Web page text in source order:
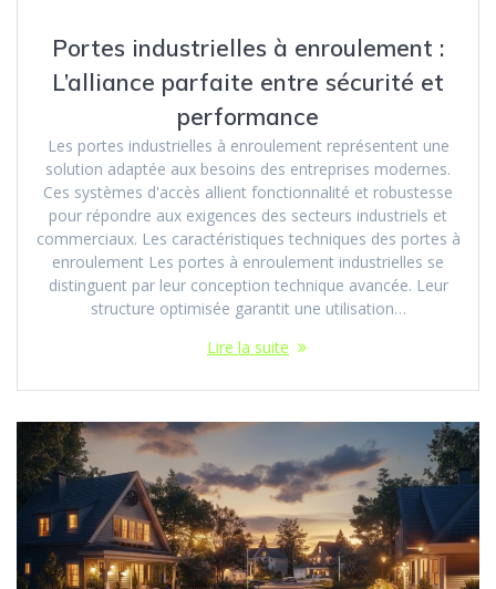
Portes industrielles à enroulement :
L’alliance parfaite entre sécurité et
performance
Les portes industrielles à enroulement représentent une
solution adaptée aux besoins des entreprises modernes.
Ces systèmes d'accès allient fonctionnalité et robustesse
pour répondre aux exigences des secteurs industriels et
commerciaux. Les caractéristiques techniques des portes à
enroulement Les portes à enroulement industrielles se
distinguent par leur conception technique avancée. Leur
structure optimisée garantit une utilisation…
Lire la suite